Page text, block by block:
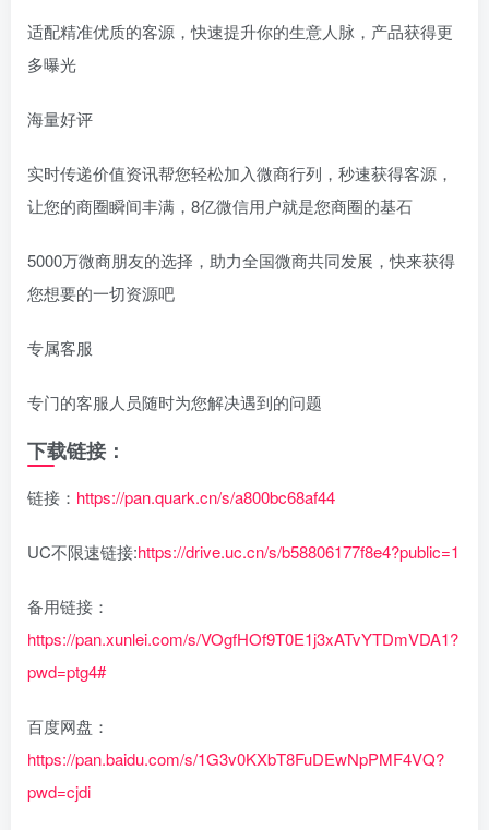
适配精准优质的客源，快速提升你的生意人脉，产品获得更
多曝光
海量好评
实时传递价值资讯帮您轻松加入微商行列，秒速获得客源，
让您的商圈瞬间丰满，8亿微信用户就是您商圈的基石
5000万微商朋友的选择，助力全国微商共同发展，快来获得
您想要的一切资源吧
专属客服
专门的客服人员随时为您解决遇到的问题
下载链接：
链接： https://pan.quark.cn/s/a800bc68af44
UC不限速链接:https://drive.uc.cn/s/b58806177f8e4?public=1
备用链接：
https://pan.xunlei.com/s/VOgfHOf9T0E1j3xATvYTDmVDA1?
pwd=ptg4#
百度网盘：
https://pan.baidu.com/s/1G3v0KXbT8FuDEwNpPMF4VQ?
pwd=cjdi